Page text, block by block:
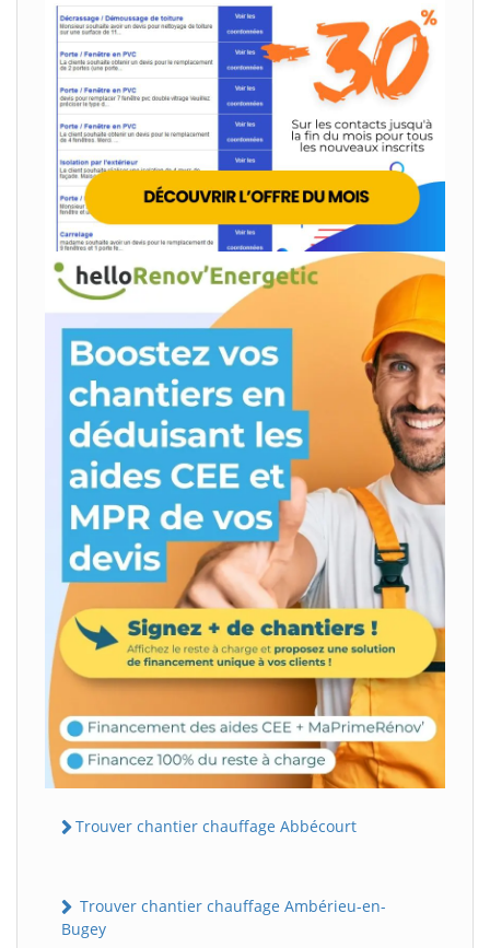
Trouver chantier chauffage Abbécourt
Trouver chantier chauffage Ambérieu-en-
Bugey